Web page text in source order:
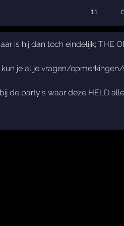
11
·
is hij dan toch eindelijk; THE
kun je al je vragen/
de party's waar deze HELD